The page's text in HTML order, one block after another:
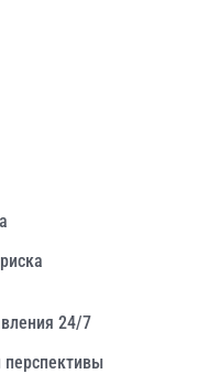
24/7
перспективы